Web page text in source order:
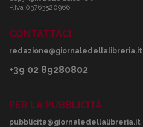
P.Iva 03763520966
CONTATTACI
redazione@giornaledellalibreria.it
+39 02 89280802
PER LA PUBBLICITÀ
pubblicita@giornaledellalibreria.it